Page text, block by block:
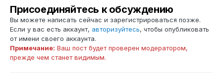
Присоединяйтесь к обсуждению
Вы можете написать сейчас и зарегистрироваться позже.
Если у вас есть аккаунт, авторизуйтесь, чтобы опубликовать
от имени своего аккаунта.
Примечание: Ваш пост будет проверен модератором,
прежде чем станет видимым.